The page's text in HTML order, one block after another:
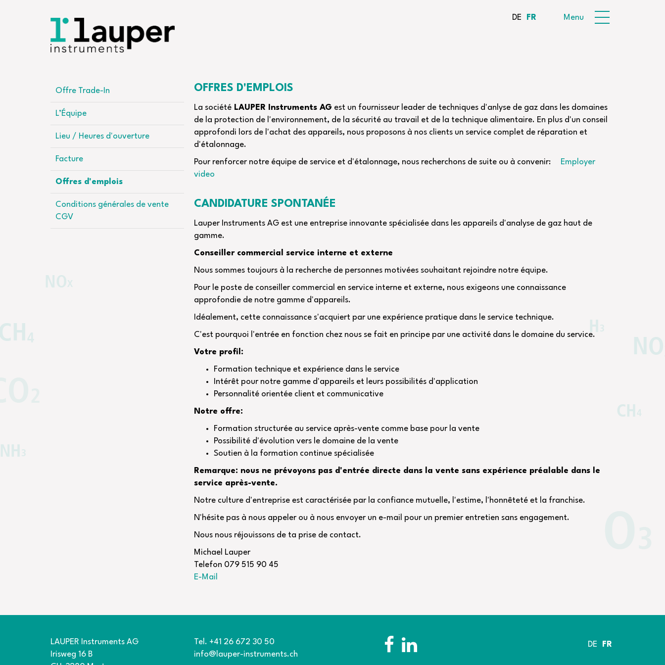
DE FR Menu
Offre Trade-In
L’Équipe
Lieu / Heures d'ouverture
Facture
Offres d'emplois
Conditions générales de vente
CGV
OFFRES D'EMPLOIS
La société LAUPER Instruments AG est un fournisseur leader de techniques d'anlyse de gaz dans les domaines
de la protection de l'environnement, de la sécurité au travail et de la technique alimentaire. En plus d'un conseil
approfondi lors de l'achat des appareils, nous proposons à nos clients un service complet de réparation et
d'étalonnage.
Pour renforcer notre équipe de service et d'étalonnage, nous recherchons de suite ou à convenir:
Employer
video
CANDIDATURE SPONTANÉE
Lauper Instruments AG est une entreprise innovante spécialisée dans les appareils d'analyse de gaz haut de
gamme.
Conseiller commercial service interne et externe
Nous sommes toujours à la recherche de personnes motivées souhaitant rejoindre notre équipe.
Pour le poste de conseiller commercial en service interne et externe, nous exigeons une connaissance
approfondie de notre gamme d'appareils.
Idéalement, cette connaissance s'acquiert par une expérience pratique dans le service technique.
C'est pourquoi l'entrée en fonction chez nous se fait en principe par une activité dans le domaine du service.
Votre profil:
Formation technique et expérience dans le service
Intérêt pour notre gamme d'appareils et leurs possibilités d'application
Personnalité orientée client et communicative
Notre offre:
Formation structurée au service après-vente comme base pour la vente
Possibilité d'évolution vers le domaine de la vente
Soutien à la formation continue spécialisée
Remarque: nous ne prévoyons pas d'entrée directe dans la vente sans expérience préalable dans le
service après-vente.
Notre culture d'entreprise est caractérisée par la confiance mutuelle, l'estime, l'honnêteté et la franchise.
N'hésite pas à nous appeler ou à nous envoyer un e-mail pour un premier entretien sans engagement.
Nous nous réjouissons de ta prise de contact.
Michael Lauper
Telefon 079 515 90 45
E-Mail
LAUPER Instruments AG
Irisweg 16 B
Tel. +41 26 672 30 50
info@lauper-instruments.ch
DE FR